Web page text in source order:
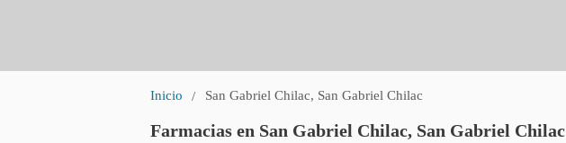
Inicio San Gabriel Chilac, San Gabriel Chilac
Farmacias en San Gabriel Chilac, San Gabriel Chilac